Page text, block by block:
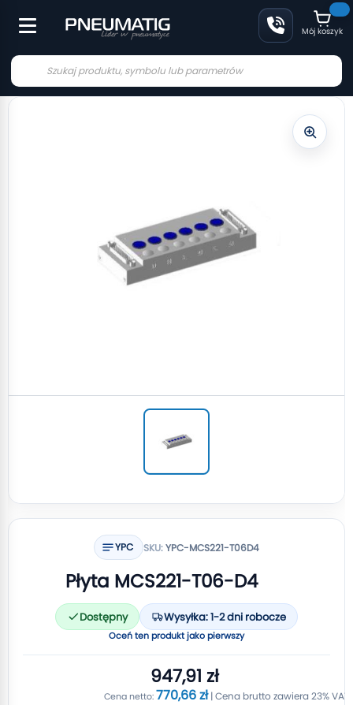
Mój koszyk
YPC SKU:YPC-MCS221-T06D4
Płyta MCS221-T06-D4
Dostępny Wysyłka: 1-2 dni robocze
Oceń ten produkt jako pierwszy
947,91 zł
770,66 zł